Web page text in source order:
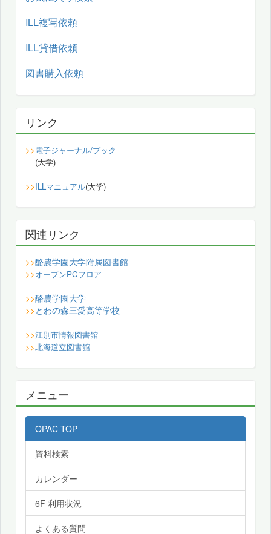
ILL複写依頼
ILL貸借依頼
図書購入依頼
リンク
>>電子ジャーナル/ブック
(大学)
>>ILLマニュアル(大学)
関連リンク
>>酪農学園大学附属図書館
>>オープンPCフロア
>>酪農学園大学
>> とわの森三愛高等学校
>>江別市情報図書館
>>北海道立図書館
メニュー
OPAC TOP
資料検索
カレンダー
6F 利用状況
よくある質問